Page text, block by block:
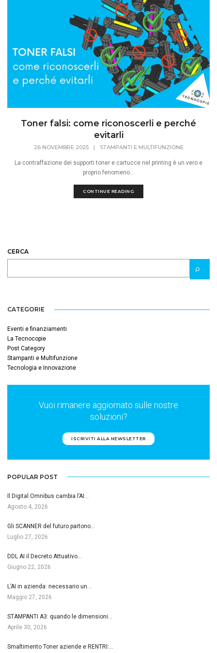
Toner falsi: come riconoscerli e perché
evitarli
26 NOVEMBRE 2025 | STAMPANTI E MULTIFUNZIONE
La contraffazione dei supporti toner e cartucce nel printing è un vero e
proprio fenomeno...
CONTINUE READING
CERCA
CATEGORIE
Eventi e finanziamenti
La Tecnocopie
Post Category
Stampanti e Multifunzione
Tecnologia e Innovazione
Vuoi rimanere aggiornato sulle nostre
soluzioni?
ISCRIVITI ALLA NEWSLETTER
POPULAR POST
Il Digital Omnibus cambia l’AI…
Agosto 4, 2026
Gli SCANNER del futuro partono…
Luglio 27, 2026
DDL AI il Decreto Attuativo…
Giugno 22, 2026
L’AI in azienda: necessario un…
Maggio 27, 2026
STAMPANTI A3: quando le dimensioni…
Aprile 30, 2026
Smaltimento Toner aziende e RENTRI:…